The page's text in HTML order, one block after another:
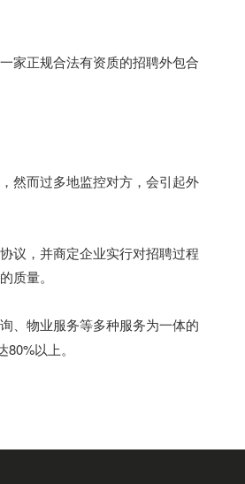
家正规合法有资质的招聘外包合
然而过多地监控对方，会引起外
议，并商定企业实行对招聘过程
质量。
、物业服务等多种服务为一体的
以上。